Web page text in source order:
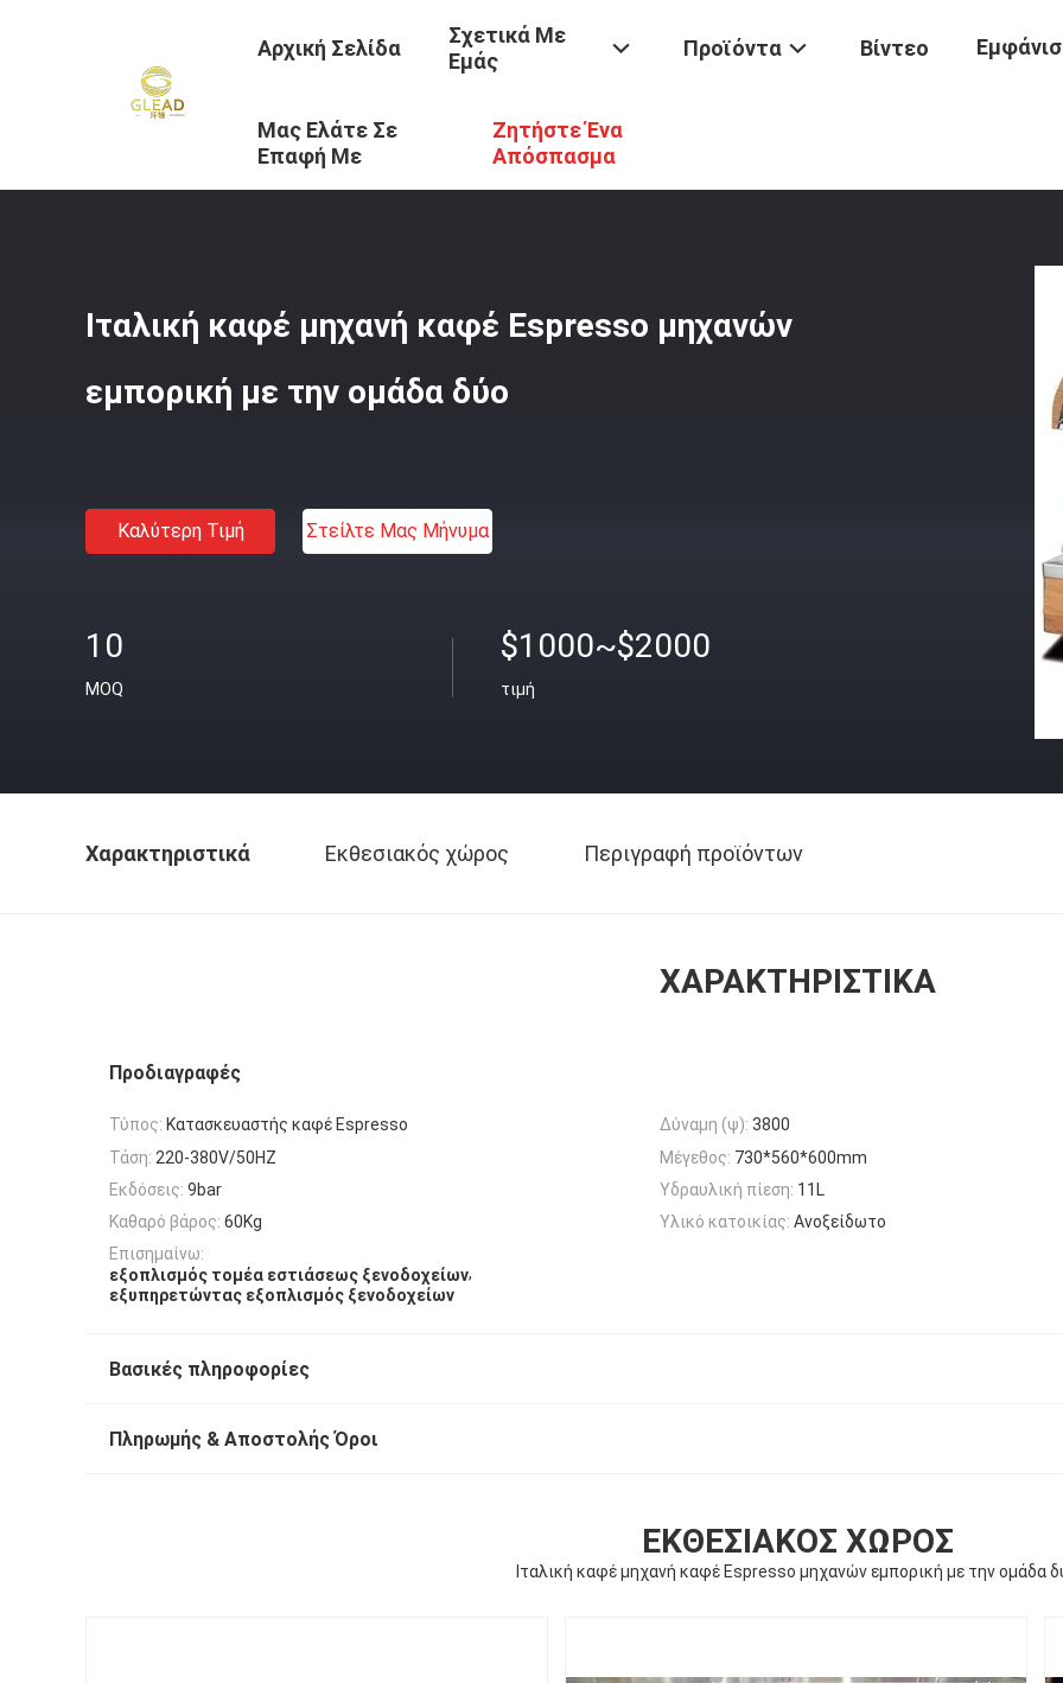
Αρχική Σελίδα
Σχετικά Με
Εμάς
Προϊόντα Βίντεο
Μας Ελάτε Σε
Επαφή Με
Ζητήστε Ένα
Απόσπασμα
Προϊόντα / Εμπορικός Εξοπλισμός Ξενοδοχείων / Ιταλική Καφέ Μηχανή Καφέ Espresso Μηχανών Εμπορική
Ιταλική καφέ μηχανή καφέ Espresso μηχανών
εμπορική με την ομάδα δύο
Καλύτερη Τιμή Στείλτε Μας Μήνυμα
10
MOQ
$1000~$2000
τιμή
Χαρακτηριστικά Εκθεσιακός χώρος Περιγραφή προϊόντων
ΧΑΡΑΚΤΗΡΙΣΤΙΚΆ
Προδιαγραφές
Τύπος: Κατασκευαστής καφέ Espresso Δύναμη (ψ): 3800
Τάση: 220-380V/50HZ Μέγεθος: 730*560*600mm
Εκδόσεις: 9bar Υδραυλική πίεση: 11L
Καθαρό βάρος: 60Kg Υλικό κατοικίας: Ανοξείδωτο
Επισημαίνω:
εξοπλισμός τομέα εστιάσεως ξενοδοχείων,
εξυπηρετώντας εξοπλισμός ξενοδοχείων
Βασικές πληροφορίες
Πληρωμής & Αποστολής Όροι
ΕΚΘΕΣΙΑΚΌΣ ΧΏΡΟΣ
Ιταλική καφέ μηχανή καφέ Espresso μηχανών εμπορική με την ομάδα